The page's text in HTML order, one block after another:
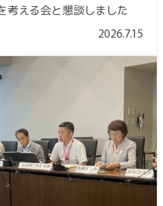
考える会と懇談しました
2026.7.15